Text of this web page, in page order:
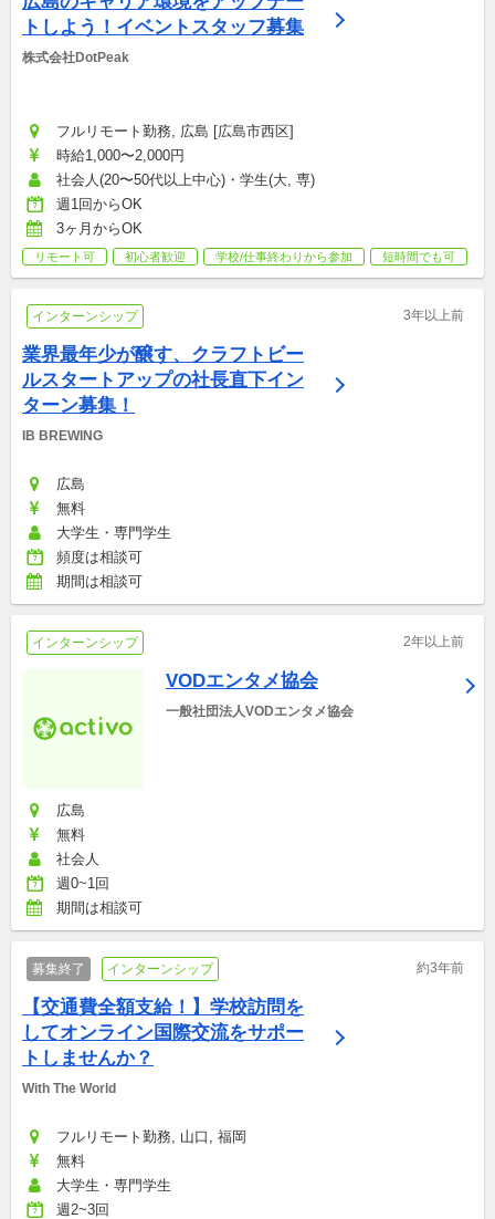
トしよう！イベントスタッフ募集
株式会社DotPeak
フルリモート勤務, 広島 [広島市西区]
時給1,000〜2,000円
社会人(20〜50代以上中心)・学生(大, 専)
週1回からOK
3ヶ月からOK
リモート可 初心者歓迎 学校/仕事終わりから参加 短時間でも可
インターンシップ 3年以上前
業界最年少が醸す、クラフトビー
ルスタートアップの社長直下イン
ターン募集！
IB BREWING
広島
無料
大学生・専門学生
頻度は相談可
期間は相談可
インターンシップ 2年以上前
VODエンタメ協会
一般社団法人VODエンタメ協会
広島
無料
社会人
週0~1回
期間は相談可
募集終了 インターンシップ 約3年前
【交通費全額支給！】学校訪問を
してオンライン国際交流をサポー
トしませんか？
With The World
フルリモート勤務, 山口, 福岡
無料
大学生・専門学生
週2~3回